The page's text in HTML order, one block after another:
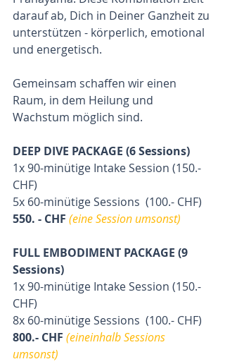
darauf ab, Dich in Deiner Ganzheit zu
unterstützen - körperlich, emotional
und energetisch.
Gemeinsam schaffen wir einen
Raum, in dem Heilung und
Wachstum möglich sind.
DEEP DIVE PACKAGE (6 Sessions)
1x 90-minütige Intake Session (150.-
CHF)
5x 60-minütige Sessions  (100.- CHF)
550. - CHF (eine Session umsonst)
FULL EMBODIMENT PACKAGE (9
Sessions)
1x 90-minütige Intake Session (150.-
CHF)
8x 60-minütige Sessions  (100.- CHF)
800.- CHF (eineinhalb Sessions
umsonst)